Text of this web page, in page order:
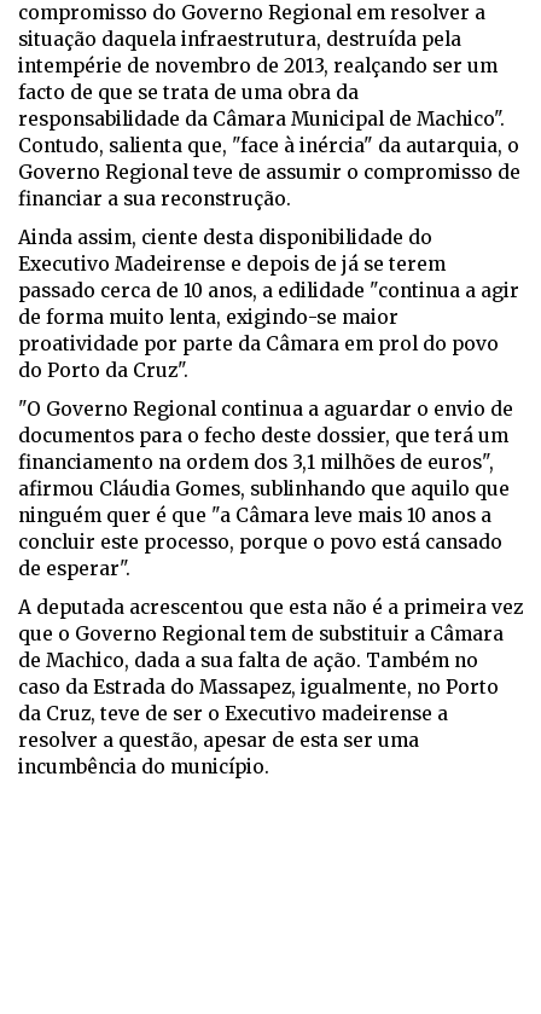
compromisso do Governo Regional em resolver a
situação daquela infraestrutura, destruída pela
intempérie de novembro de 2013, realçando ser um
facto de que se trata de uma obra da
responsabilidade da Câmara Municipal de Machico".
Contudo, salienta que, "face à inércia" da autarquia, o
Governo Regional teve de assumir o compromisso de
financiar a sua reconstrução.
Ainda assim, ciente desta disponibilidade do
Executivo Madeirense e depois de já se terem
passado cerca de 10 anos, a edilidade "continua a agir
de forma muito lenta, exigindo-se maior
proatividade por parte da Câmara em prol do povo
do Porto da Cruz".
"O Governo Regional continua a aguardar o envio de
documentos para o fecho deste dossier, que terá um
financiamento na ordem dos 3,1 milhões de euros",
afirmou Cláudia Gomes, sublinhando que aquilo que
ninguém quer é que "a Câmara leve mais 10 anos a
concluir este processo, porque o povo está cansado
de esperar".
A deputada acrescentou que esta não é a primeira vez
que o Governo Regional tem de substituir a Câmara
de Machico, dada a sua falta de ação. Também no
caso da Estrada do Massapez, igualmente, no Porto
da Cruz, teve de ser o Executivo madeirense a
resolver a questão, apesar de esta ser uma
incumbência do município.